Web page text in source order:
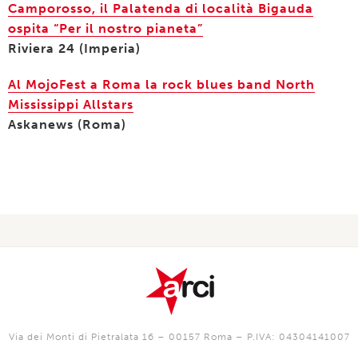
Camporosso, il Palatenda di località Bigauda
ospita “Per il nostro pianeta”
Riviera 24 (Imperia)
Al MojoFest a Roma la rock blues band North
Mississippi Allstars
Askanews (Roma)
Via dei Monti di Pietralata 16 – 00157 Roma – P.IVA: 04304141007